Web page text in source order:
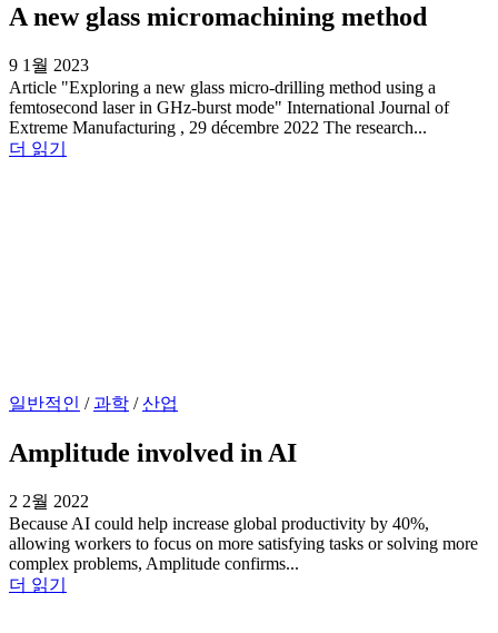
A new glass micromachining method
9 1월 2023
Article "Exploring a new glass micro-drilling method using a
femtosecond laser in GHz-burst mode" International Journal of
Extreme Manufacturing , 29 décembre 2022 The research...
더 읽기
일반적인 /과학 /산업
Amplitude involved in AI
2 2월 2022
Because AI could help increase global productivity by 40%,
allowing workers to focus on more satisfying tasks or solving more
complex problems, Amplitude confirms...
더 읽기